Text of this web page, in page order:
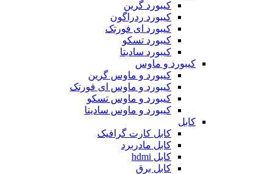
کیبورد گرین
کیبورد ردراگون
کیبورد ای فورتک
کیبورد تسکو
کیبورد سادیتا
کیبورد و ماوس
کیبورد و ماوس گرین
کیبورد و ماوس ای فورتک
کیبورد و ماوس تسکو
کیبورد و ماوس سادیتا
کابل
کابل کارت گرافیک
کابل مادربرد
کابل hdmi
کابل برق